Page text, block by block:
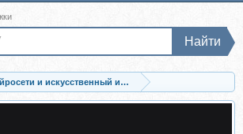
Найти
и искусственный интеллект
нейросетей 2.0